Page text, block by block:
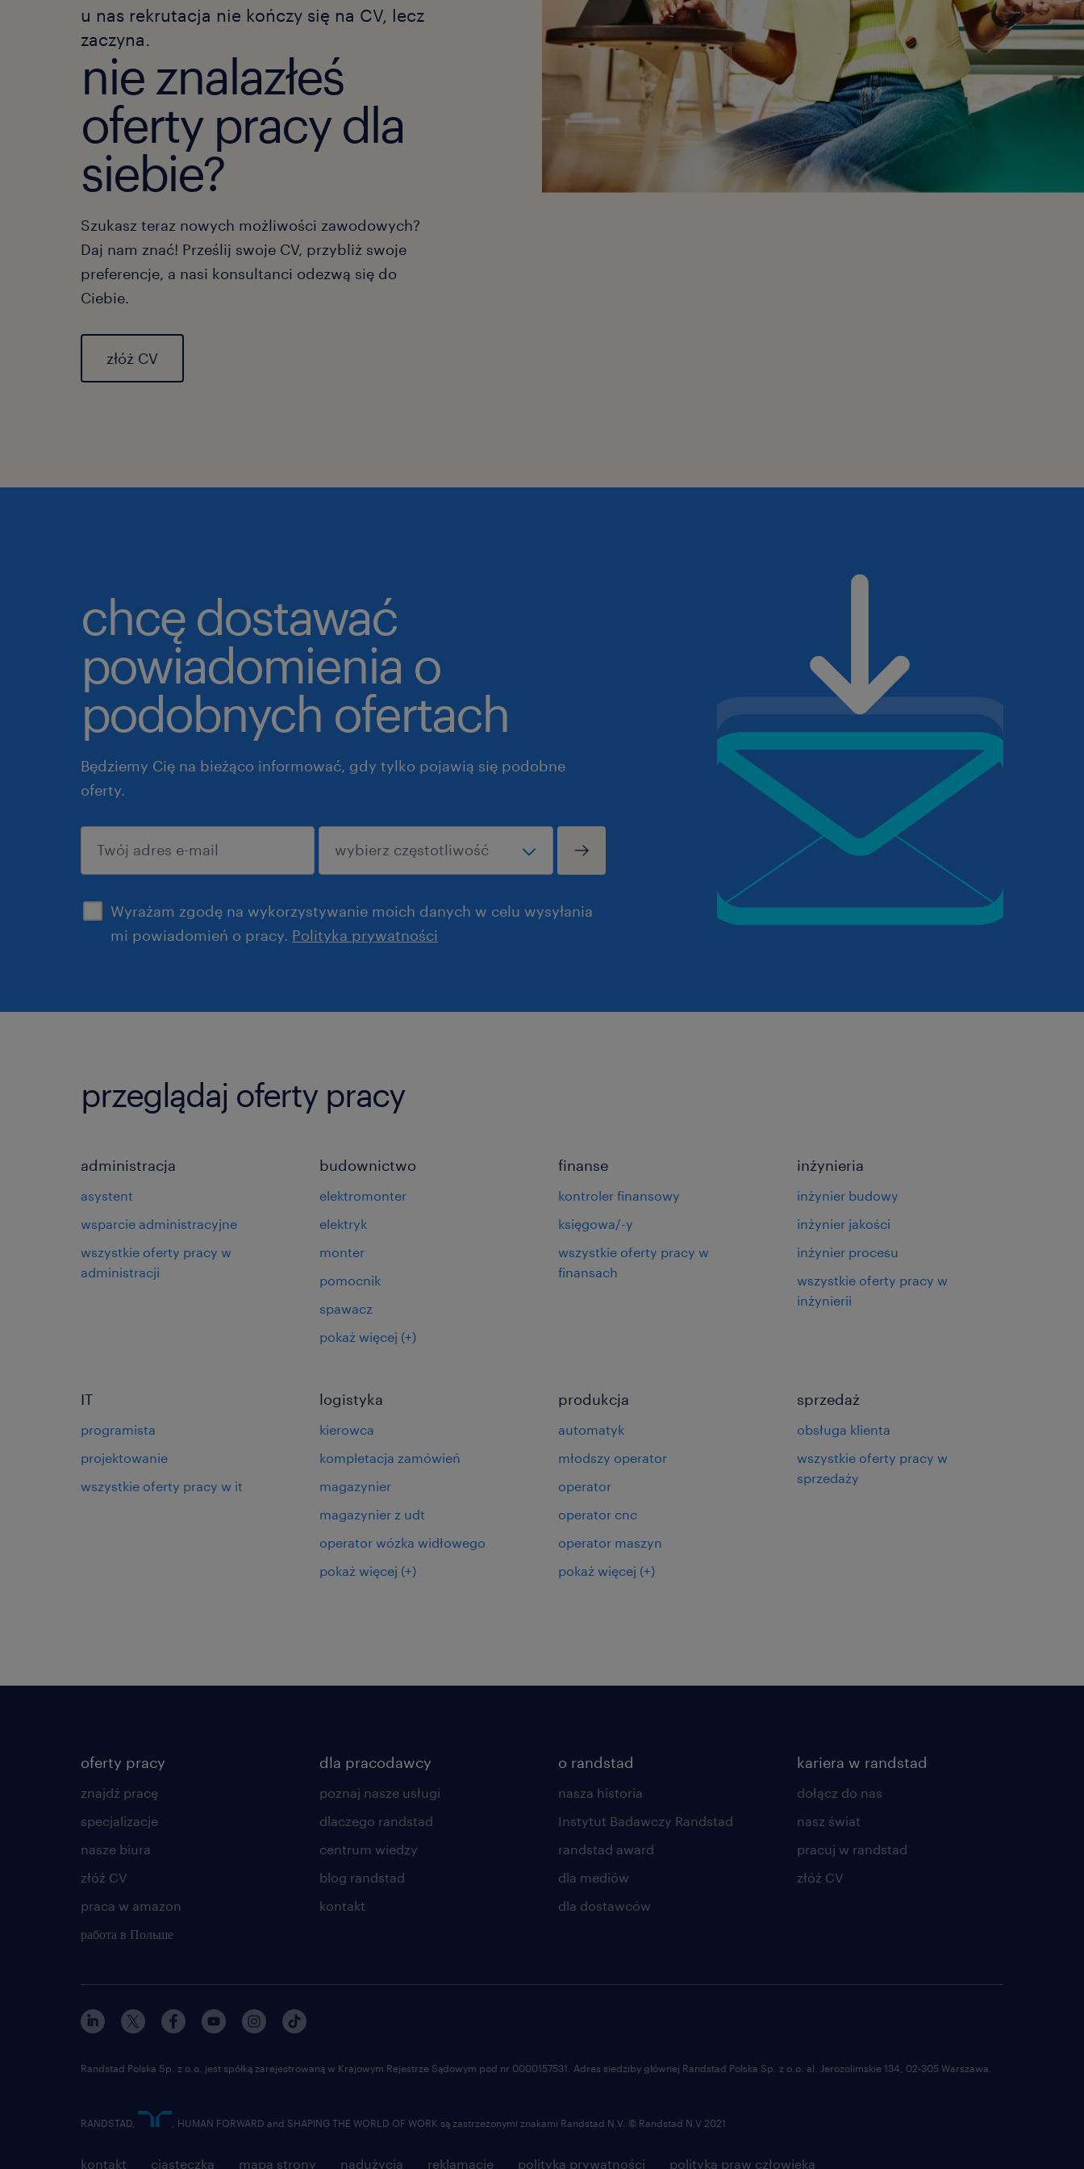
u nas rekrutacja nie kończy się na CV, lecz
zaczyna.
nie znalazłeś
oferty pracy dla
siebie?
Szukasz teraz nowych możliwości zawodowych?
Daj nam znać! Prześlij swoje CV, przybliż swoje
preferencje, a nasi konsultanci odezwą się do
Ciebie.
złóż CV
chcę dostawać
powiadomienia o
podobnych ofertach
Będziemy Cię na bieżąco informować, gdy tylko pojawią się podobne
oferty.
Wyrażam zgodę na wykorzystywanie moich danych w celu wysyłania
mi powiadomień o pracy. Polityka prywatności
potwierdź
przeglądaj oferty pracy
administracja
asystent
wsparcie administracyjne
wszystkie oferty pracy w
administracji
budownictwo
elektromonter
elektryk
monter
pomocnik
spawacz
pokaż więcej (+)
finanse
kontroler finansowy
księgowa/-y
wszystkie oferty pracy w
finansach
inżynieria
inżynier budowy
inżynier jakości
inżynier procesu
wszystkie oferty pracy w
inżynierii
IT
programista
projektowanie
wszystkie oferty pracy w it
logistyka
kierowca
kompletacja zamówień
magazynier
magazynier z udt
operator wózka widłowego
pokaż więcej (+)
produkcja
automatyk
młodszy operator
operator
operator cnc
operator maszyn
pokaż więcej (+)
sprzedaż
obsługa klienta
wszystkie oferty pracy w
sprzedaży
oferty pracy
znajdź pracę
specjalizacje
nasze biura
złóż CV
praca w amazon
работа в Польше
dla pracodawcy
poznaj nasze usługi
dlaczego randstad
centrum wiedzy
blog randstad
kontakt
o randstad
nasza historia
Instytut Badawczy Randstad
randstad award
dla mediów
dla dostawców
kariera w randstad
dołącz do nas
nasz świat
pracuj w randstad
złóż CV
kontakt ciasteczka mapa strony nadużycia reklamacje polityka prywatności polityka praw człowieka
Randstad Polska Sp. z o.o. jest spółką zarejestrowaną w Krajowym Rejestrze Sądowym pod nr 0000157531. Adres siedziby głównej Randstad Polska Sp. z o.o. al. Jerozolimskie 134, 02-305 Warszawa.
RANDSTAD, , HUMAN FORWARD and SHAPING THE WORLD OF WORK są zastrzeżonymi znakami Randstad N.V. © Randstad N.V 2021